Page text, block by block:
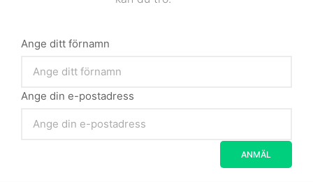
Ange ditt förnamn
Ange din e-postadress